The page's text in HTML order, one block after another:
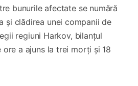
bunurile afectate se numără
și clădirea unei companii de
regiuni Harkov, bilanțul
a ajuns la trei morți și 18